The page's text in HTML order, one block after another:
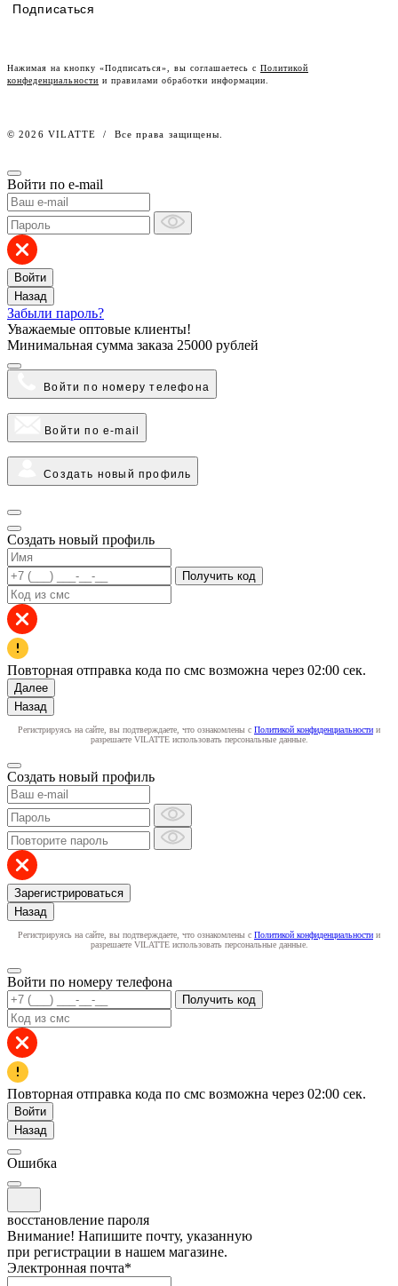
Lookbook
Работа в компании
Подписаться
Нажимая на кнопку «Подписаться», вы соглашаетесь с Политикой
конфеденциальности и правилами обработки информации.
© 2026 VILATTE / Все права защищены.
Войти по e-mail
Войти
Назад
Забыли пароль?
Уважаемые оптовые клиенты!
Минимальная сумма заказа 25000 рублей
Войти по номеру телефона
Войти по e-mail
Создать новый профиль
Создать новый профиль
Получить код
Повторная отправка кода по смс возможна через 02:00 сек.
Далее
Назад
Регистрируясь на сайте, вы подтверждаете, что ознакомлены с Политикой конфиденциальности и
разрешаете VILATTE использовать персональные данные.
Создать новый профиль
Зарегистрироваться
Назад
Регистрируясь на сайте, вы подтверждаете, что ознакомлены с Политикой конфиденциальности и
разрешаете VILATTE использовать персональные данные.
Войти по номеру телефона
Получить код
Повторная отправка кода по смс возможна через 02:00 сек.
Войти
Назад
Ошибка
восстановление пароля
Внимание! Напишите почту, указанную
при регистрации в нашем магазине.
Электронная почта*